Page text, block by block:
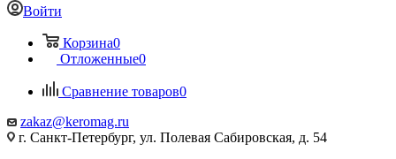
Войти
Корзина0
Отложенные0
Сравнение товаров0
zakaz@keromag.ru
г. Санкт-Петербург, ул. Полевая Сабировская, д. 54